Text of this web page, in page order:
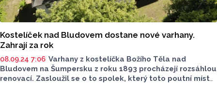
Kostelíček nad Bludovem dostane nové varhany.
Zahrají za rok
08.09.24 7:06 Varhany z kostelíčka Božího Těla nad
Bludovem na Šumpersku z roku 1893 procházejí rozsáhlou
renovací. Zasloužil se o to spolek, který toto poutní místo